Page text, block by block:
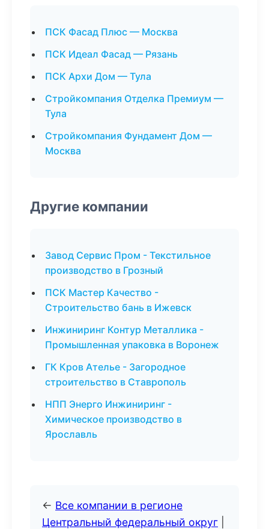
ПСК Фасад Плюс — Москва
ПСК Идеал Фасад — Рязань
ПСК Архи Дом — Тула
Стройкомпания Отделка Премиум —
Тула
Стройкомпания Фундамент Дом —
Москва
Другие компании
Завод Сервис Пром - Текстильное
производство в Грозный
ПСК Мастер Качество -
Строительство бань в Ижевск
Инжиниринг Контур Металлика -
Промышленная упаковка в Воронеж
ГК Кров Ателье - Загородное
строительство в Ставрополь
НПП Энерго Инжиниринг -
Химическое производство в
Ярославль
← Все компании в регионе
Центральный федеральный округ